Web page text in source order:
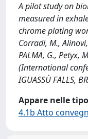
A pilot study on
measured in
chrome plating
Corradi, M.,
PALMA, G., Petyx,
(International
IGUASSÙ FALLS,
Appare nelle
4.1b Atto